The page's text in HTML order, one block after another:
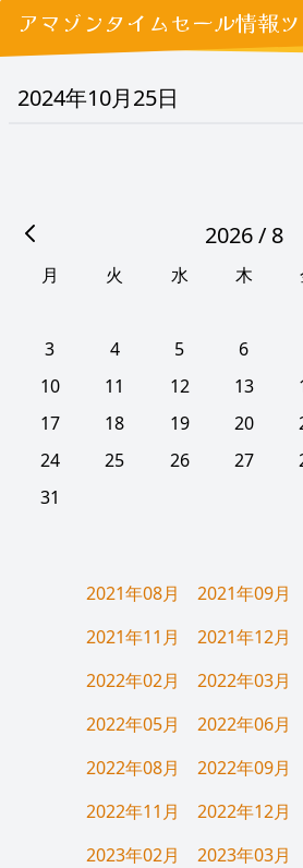
アマゾンタイムセール情報ツ
2024年10月25日
2026 / 8
月 火 水 木
3
4 5 6
10
11 12 13
17
18 19 20
24
25 26 27
31
2021年08月 2021年09月
2021年11月
2021年12月
2022年02月
2022年03月
2022年05月
2022年06月
2022年08月
2022年09月
2022年11月
2022年12月
2023年02月
2023年03月